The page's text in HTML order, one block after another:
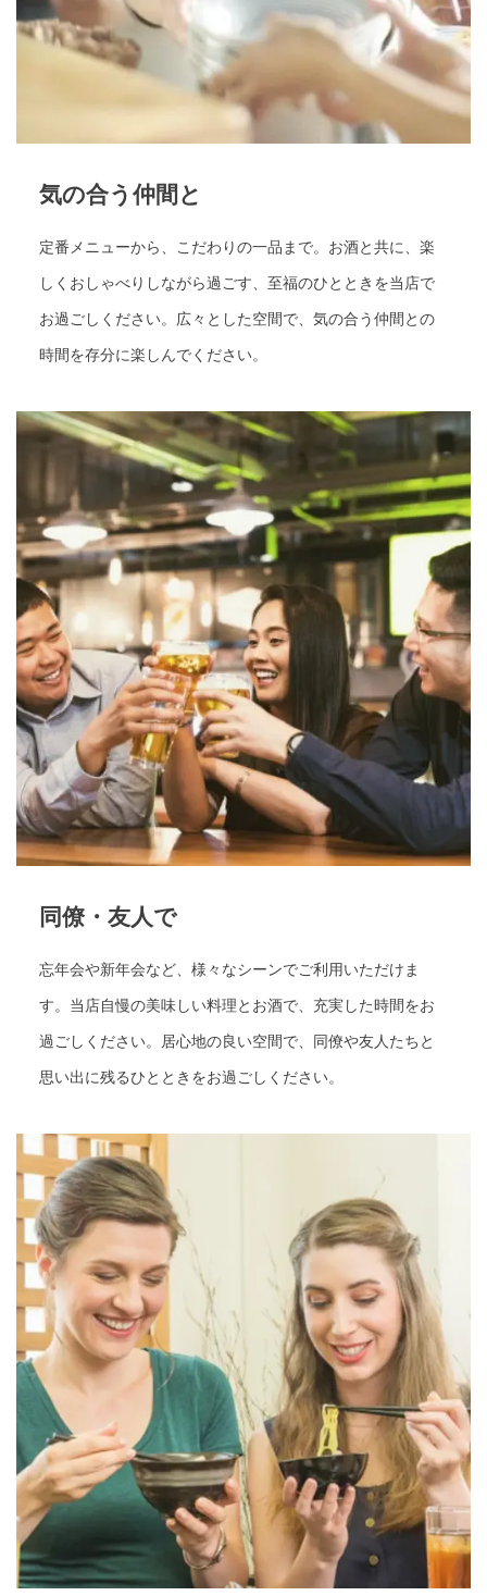
気の合う仲間と
定番メニューから、こだわりの一品まで。お酒と共に、楽
しくおしゃべりしながら過ごす、至福のひとときを当店で
お過ごしください。広々とした空間で、気の合う仲間との
時間を存分に楽しんでください。
同僚・友人で
忘年会や新年会など、様々なシーンでご利用いただけま
す。当店自慢の美味しい料理とお酒で、充実した時間をお
過ごしください。居心地の良い空間で、同僚や友人たちと
思い出に残るひとときをお過ごしください。